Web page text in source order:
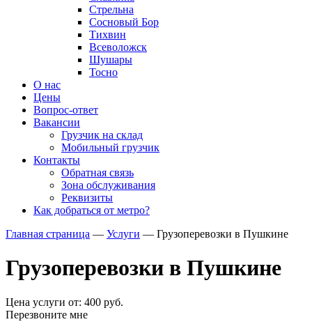
Стрельна
Сосновый Бор
Тихвин
Всеволожск
Шушары
Тосно
О нас
Цены
Вопрос-ответ
Вакансии
Грузчик на склад
Мобильный грузчик
Контакты
Обратная связь
Зона обслуживания
Реквизиты
Как добраться от метро?
Главная страница — Услуги — Грузоперевозки в Пушкине
Грузоперевозки в Пушкине
Цена услуги от: 400 руб.
Перезвоните мне